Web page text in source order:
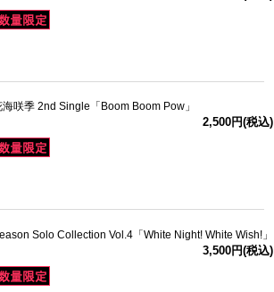
海咲季 2nd Single「Boom Boom Pow」
2,500円(税込)
Solo Collection Vol.4「White Night! White Wish!」
3,500円(税込)